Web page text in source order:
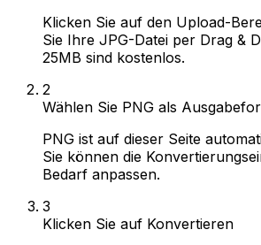
Klicken Sie auf den Upload-
Sie Ihre JPG-Datei per Drag &
25MB sind kostenlos.
2
Wählen Sie PNG als
PNG ist auf dieser Seite
Sie können die
Bedarf anpassen.
3
Klicken Sie auf Konvertieren